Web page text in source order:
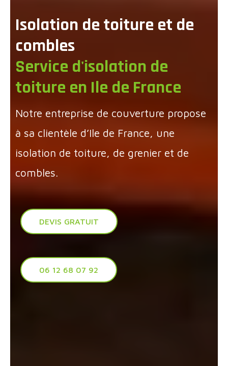
Isolation de toiture et de
combles
Service d'isolation de
toiture en Ile de France
Notre entreprise de couverture propose
à sa clientèle d’Ile de France, une
isolation de toiture, de grenier et de
combles.
DEVIS GRATUIT
06 12 68 07 92